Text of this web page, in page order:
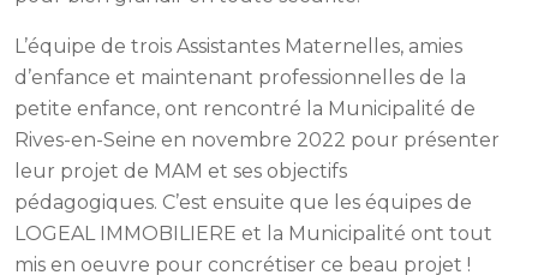
L’équipe de trois Assistantes Maternelles, amies
d’enfance et maintenant professionnelles de la
petite enfance, ont rencontré la Municipalité de
Rives-en-Seine en novembre 2022 pour présenter
leur projet de MAM et ses objectifs
pédagogiques. C’est ensuite que les équipes de
LOGEAL IMMOBILIERE et la Municipalité ont tout
mis en oeuvre pour concrétiser ce beau projet !